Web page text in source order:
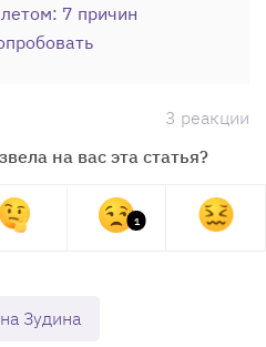
7 причин
3 реакции
на вас эта статья?
1
Зудина